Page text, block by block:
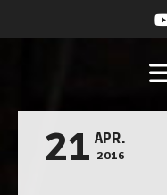
21 APR.
2016